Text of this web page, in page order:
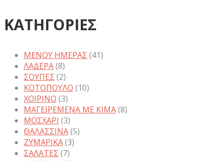
ΚΑΤΗΓΟΡΙΕΣ
ΜΕΝΟΥ ΗΜΕΡΑΣ (41)
ΛΑΔΕΡΑ(8)
ΣΟΥΠΕΣ (2)
ΚΟΤΟΠΟΥΛΟ (10)
ΧΟΙΡΙΝΟ (3)
ΜΑΓΕΙΡΕΜΕΝΑ ΜΕ ΚΙΜΑ(8)
ΜΟΣΧΑΡΙ (3)
ΘΑΛΑΣΣΙΝΑ(5)
ΖΥΜΑΡΙΚΑ(3)
ΣΑΛΑΤΕΣ (7)